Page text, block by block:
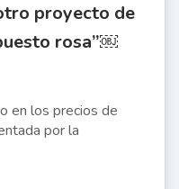
proyecto de
rosa”￼
en los precios de
por la